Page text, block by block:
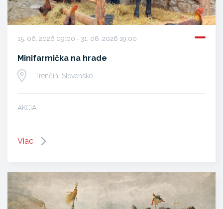
15. 06. 2026 09:00 - 31. 08. 2026 19:00
Minifarmička na hrade
Trenčín, Slovensko
AKCIA
Viac